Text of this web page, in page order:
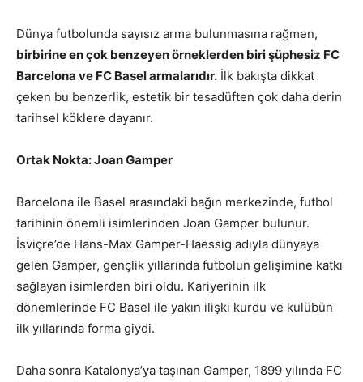
Dünya futbolunda sayısız arma bulunmasına rağmen,
birbirine en çok benzeyen örneklerden biri şüphesiz FC
Barcelona ve FC Basel armalarıdır. İlk bakışta dikkat
çeken bu benzerlik, estetik bir tesadüften çok daha derin
tarihsel köklere dayanır.
Ortak Nokta: Joan Gamper
Barcelona ile Basel arasındaki bağın merkezinde, futbol
tarihinin önemli isimlerinden Joan Gamper bulunur.
İsviçre’de Hans-Max Gamper-Haessig adıyla dünyaya
gelen Gamper, gençlik yıllarında futbolun gelişimine katkı
sağlayan isimlerden biri oldu. Kariyerinin ilk
dönemlerinde FC Basel ile yakın ilişki kurdu ve kulübün
ilk yıllarında forma giydi.
Daha sonra Katalonya’ya taşınan Gamper, 1899 yılında FC